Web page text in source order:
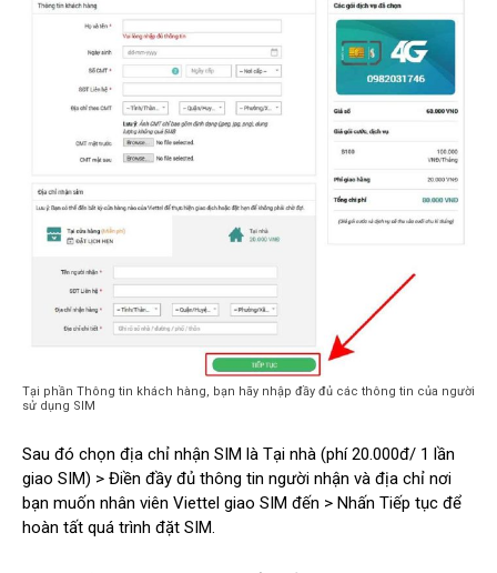
Tại phần Thông tin khách hàng, bạn hãy nhập đầy đủ các thông tin của người
sử dụng SIM
Sau đó chọn địa chỉ nhận SIM là Tại nhà (phí 20.000đ/ 1 lần
giao SIM) > Điền đầy đủ thông tin người nhận và địa chỉ nơi
bạn muốn nhân viên Viettel giao SIM đến > Nhấn Tiếp tục để
hoàn tất quá trình đặt SIM.